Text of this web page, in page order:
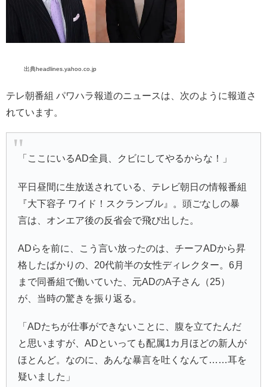
出典headlines.yahoo.co.jp
テレ朝番組 パワハラ報道のニュースは、次のように報道さ
れています。
「ここにいるAD全員、クビにしてやるからな！」
平日昼間に生放送されている、テレビ朝日の情報番組
『大下容子 ワイド！スクランブル』。頭ごなしの暴
言は、オンエア後の反省会で飛び出した。
ADらを前に、こう言い放ったのは、チーフADから昇
格したばかりの、20代前半の女性ディレクター。6月
まで同番組で働いていた、元ADのA子さん（25）
が、当時の驚きを振り返る。
「ADたちが仕事ができないことに、腹を立てたんだ
と思いますが、ADといっても配属1カ月ほどの新人が
ほとんど。なのに、あんな暴言を吐くなんて……耳を
疑いました」